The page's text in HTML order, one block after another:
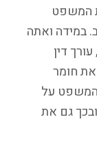
המשפט
במידה ואתה
דין
את חומר
המשפט על
גם את